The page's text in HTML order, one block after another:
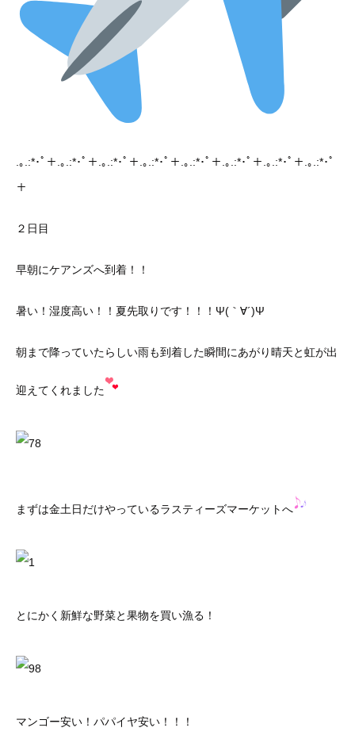
.｡.:*･ﾟ＋.｡.:*･ﾟ＋.｡.:*･ﾟ＋.｡.:*･ﾟ＋.｡.:*･ﾟ＋.｡.:*･ﾟ＋.｡.:*･ﾟ＋.｡.:*･ﾟ
＋
２日目
早朝にケアンズへ到着！！
暑い！湿度高い！！夏先取りです！！！Ψ(｀∀´)Ψ
朝まで降っていたらしい雨も到着した瞬間にあがり晴天と虹が出
迎えてくれました
まずは金土日だけやっているラスティーズマーケットへ
とにかく新鮮な野菜と果物を買い漁る！
マンゴー安い！パパイヤ安い！！！